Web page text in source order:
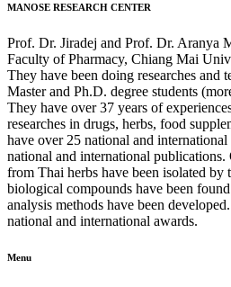
MANOSE RESEARCH CENTER
Prof. Dr. Jiradej and Prof. Dr. Aranya
Faculty of Pharmacy, Chiang Mai
They have been doing researches and
Master and Ph.D. degree students
They have over 37 years of
researches in drugs, herbs, food
have over 25 national and
national and international
from Thai herbs have been isolated
biological compounds have been
analysis methods have been
national and international awards.
Menu